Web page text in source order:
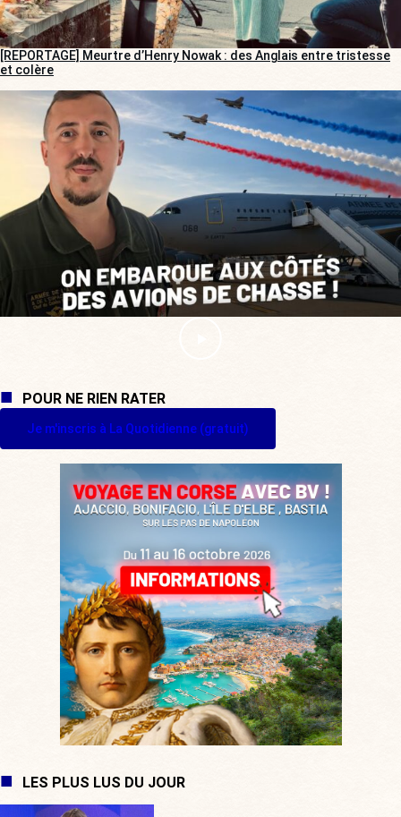
[REPORTAGE] Meurtre d’Henry Nowak : des Anglais entre tristesse
et colère
POUR NE RIEN RATER
Je m'inscris à La Quotidienne (gratuit)
LES PLUS LUS DU JOUR